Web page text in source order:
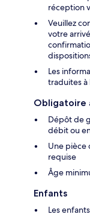
réception
Veuillez
votre
Les
traduites à
Obligatoire
Dépôt de
débit ou
Une
requise
Âge
Enfants
Les